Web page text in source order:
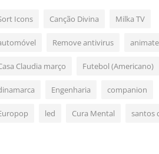
Icons Canção Divina Milka TV
Remove antivirus
Claudia março Futebol (Americano)
Engenharia companion
led Cura Mental santos